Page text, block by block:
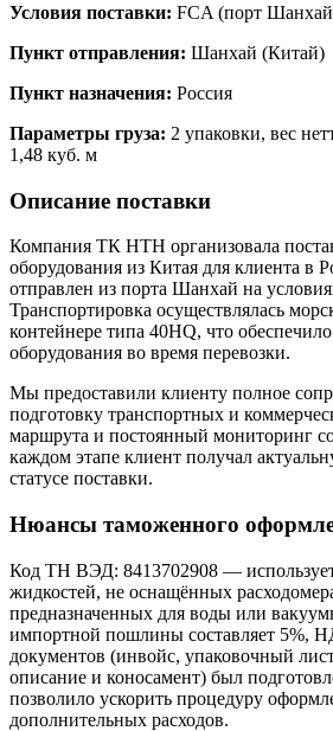
Условия поставки: FCA (порт
Пункт отправления: Шанхай (Китай)
Пункт назначения: Россия
Параметры груза: 2 упаковки, вес
1,48 куб. м
Описание поставки
Компания ТК НТН организовала
оборудования из Китая для клиента в
отправлен из порта Шанхай на
Транспортировка осуществлялась
контейнере типа 40HQ, что
оборудования во время перевозки.
Мы предоставили клиенту полное
подготовку транспортных и
маршрута и постоянный мониторинг
каждом этапе клиент получал
статусе поставки.
Нюансы таможенного
Код ТН ВЭД: 8413702908 —
жидкостей, не оснащённых
предназначенных для воды или
импортной пошлины составляет 5%,
документов (инвойс, упаковочный
описание и коносамент) был
позволило ускорить процедуру
дополнительных расходов.